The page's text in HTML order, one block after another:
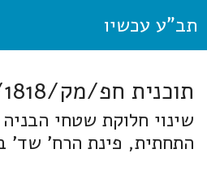
תב"ע עכשיו
תוכנית חפ/מק/1818/א חיפה
שינוי חלוקת שטחי
התחתית, פינת הרח' שד' בן